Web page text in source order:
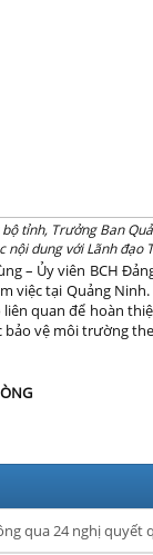
tỉnh, Trưởng Ban
nội dung với Lãnh đạo
– Ủy viên BCH
việc tại Quảng
quan để hoàn
vệ môi trường
qua 24 nghị quyết